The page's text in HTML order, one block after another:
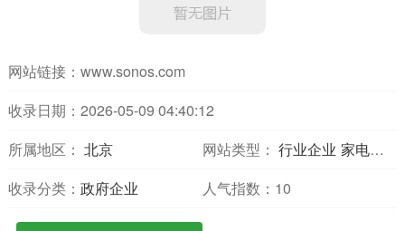
网站链接： www.sonos.com
收录日期：2026-05-09 04:40:12
所属地区： 北京 网站类型： 行业企业 家电数码
收录分类： 政府企业 人气指数： 10